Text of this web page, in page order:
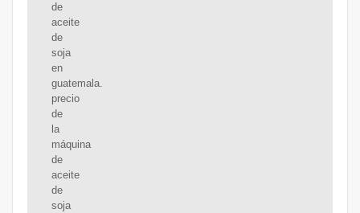
de
aceite
de
soja
en
guatemala.
precio
de
la
máquina
de
aceite
de
soja